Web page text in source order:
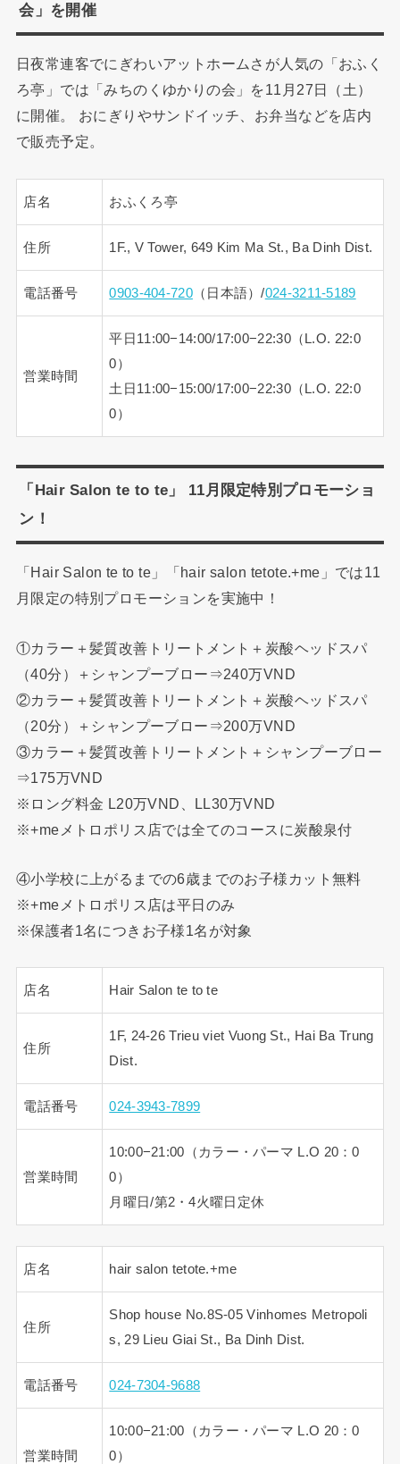
会」を開催
日夜常連客でにぎわいアットホームさが人気の「おふく
ろ亭」では「みちのくゆかりの会」を11月27日（土）
に開催。 おにぎりやサンドイッチ、お弁当などを店内
で販売予定。
店名 おふくろ亭
住所 1F., V Tower, 649 Kim Ma St., Ba Dinh Dist.
電話番号 0903-404-720（日本語）/024-3211-5189
営業時間
平日11:00−14:00/17:00−22:30（L.O. 22:0
0）
土日11:00−15:00/17:00−22:30（L.O. 22:0
0）
「Hair Salon te to te」 11月限定特別プロモーショ
ン！
「Hair Salon te to te」「hair salon tetote.+me」では11
月限定の特別プロモーションを実施中！
①カラー＋髪質改善トリートメント＋炭酸ヘッドスパ
（40分）＋シャンプーブロー⇒240万VND
②カラー＋髪質改善トリートメント＋炭酸ヘッドスパ
（20分）＋シャンプーブロー⇒200万VND
③カラー＋髪質改善トリートメント＋シャンプーブロー
⇒175万VND
※ロング料金 L20万VND、LL30万VND
※+meメトロポリス店では全てのコースに炭酸泉付
④小学校に上がるまでの6歳までのお子様カット無料
※+meメトロポリス店は平日のみ
※保護者1名につきお子様1名が対象
店名 Hair Salon te to te
住所
1F, 24-26 Trieu viet Vuong St., Hai Ba Trung
Dist.
電話番号 024-3943-7899
営業時間
10:00−21:00（カラー・パーマ L.O 20：0
0）
月曜日/第2・4火曜日定休
店名 hair salon tetote.+me
住所
Shop house No.8S-05 Vinhomes Metropoli
s, 29 Lieu Giai St., Ba Dinh Dist.
電話番号 024-7304-9688
営業時間
10:00−21:00（カラー・パーマ L.O 20：0
0）